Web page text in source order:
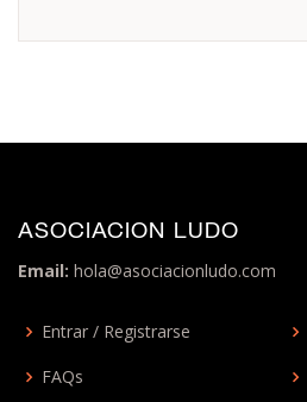
ASOCIACION LUDO
Email: hola@asociacionludo.com
Entrar / Registrarse
FAQs